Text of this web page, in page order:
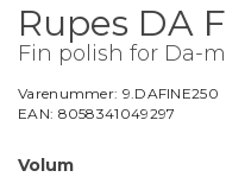
Rupes DA
Fin polish for Da-
Varenummer: 9.DAFINE250
EAN: 8058341049297
Volum